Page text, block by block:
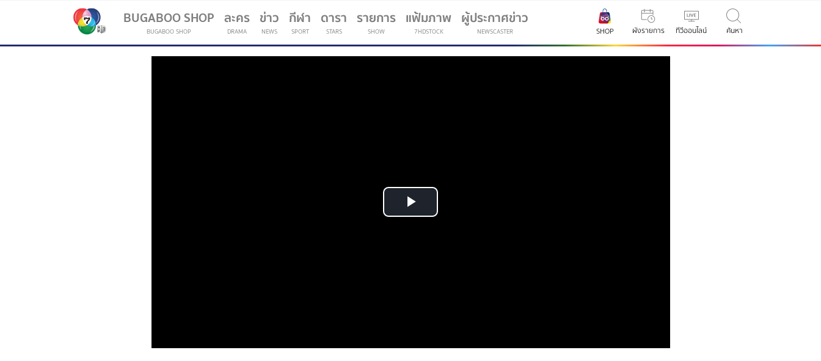
BUGABOO SHOP
BUGABOO SHOP
ละคร
DRAMA
ข่าว
NEWS
กีฬา
SPORT
(current)
ดารา
STARS
รายการ
SHOW
แฟ้มภาพ
7HDSTOCK
ผู้ประกาศข่าว
NEWSCASTER SHOP ผังรายการ ทีวีออนไลน์ ค้นหา
Play